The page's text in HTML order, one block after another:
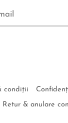
MA ABONEZ!
condiţii
Retur & anulare